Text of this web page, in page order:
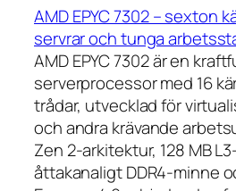
AMD EPYC 7302 – sexton
servrar och tunga
AMD EPYC 7302 är en
serverprocessor med 16
trådar, utvecklad för
och andra krävande
Zen 2-arkitektur, 128 MB
åttakanaligt DDR4-minne